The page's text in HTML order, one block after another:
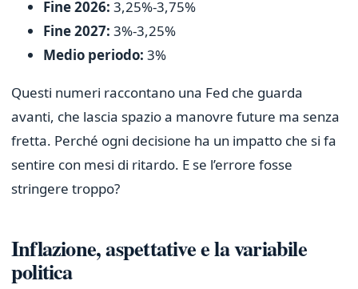
Fine 2026: 3,25%-3,75%
Fine 2027: 3%-3,25%
Medio periodo: 3%
Questi numeri raccontano una Fed che guarda
avanti, che lascia spazio a manovre future ma senza
fretta. Perché ogni decisione ha un impatto che si fa
sentire con mesi di ritardo. E se l’errore fosse
stringere troppo?
Inflazione, aspettative e la variabile
politica